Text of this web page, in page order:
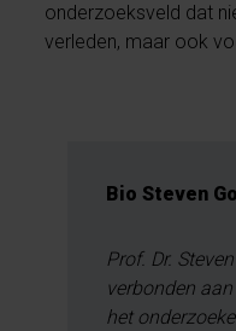
onderzoeksveld dat
verleden, maar ook
Bio Steven
Prof. Dr.
verbonden
het